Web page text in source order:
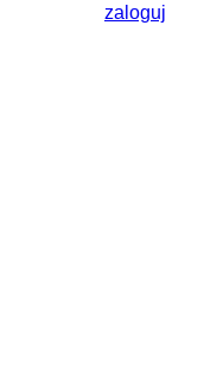
zaloguj